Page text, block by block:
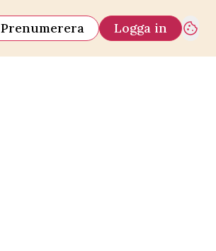
Prenumerera Logga in